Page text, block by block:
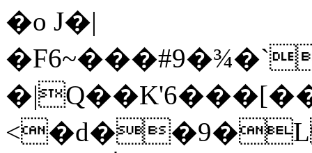
�o J�|